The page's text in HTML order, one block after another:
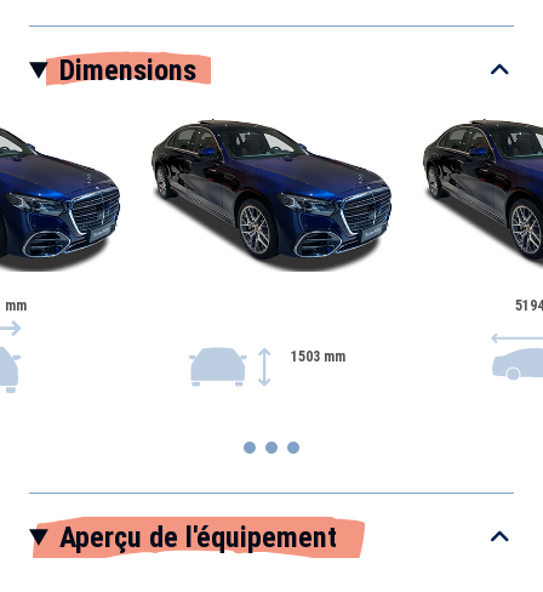
Dimensions
mm
1503 mm
Aperçu de l'équipement